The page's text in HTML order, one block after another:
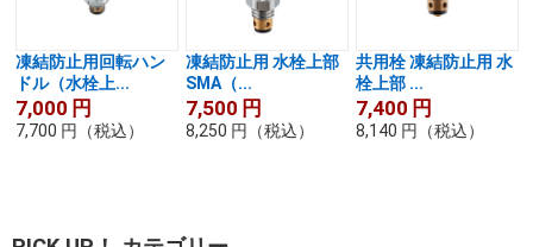
凍結防止用回転ハン
ドル（水栓上...
7,000 円
7,700 円 （税込）
凍結防止用 水栓上部
SMA（...
7,500 円
8,250 円 （税込）
共用栓 凍結防止用 水
栓上部 ...
7,400 円
8,140 円 （税込）